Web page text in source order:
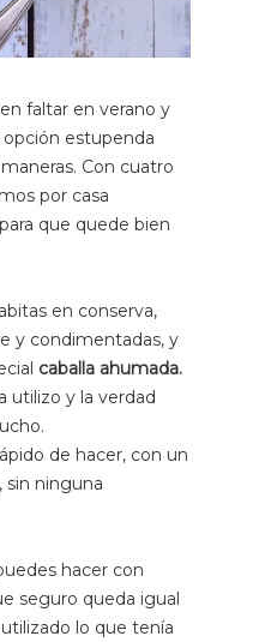
faltar en verano y
estupenda
Con cuatro
por casa
que quede bien
en conserva,
y condimentadas, y
caballa ahumada.
utilizo y la verdad
de hacer, con un
sin ninguna
hacer con
seguro queda igual
lo que tenía